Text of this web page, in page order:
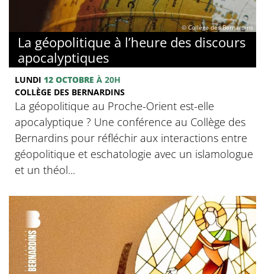
© Collège des Bernardins
La géopolitique à l’heure des discours
apocalyptiques
LUNDI 12 OCTOBRE À 20H
COLLÈGE DES BERNARDINS
La géopolitique au Proche-Orient est-elle
apocalyptique ? Une conférence au Collège des
Bernardins pour réfléchir aux interactions entre
géopolitique et eschatologie avec un islamologue
et un théol...